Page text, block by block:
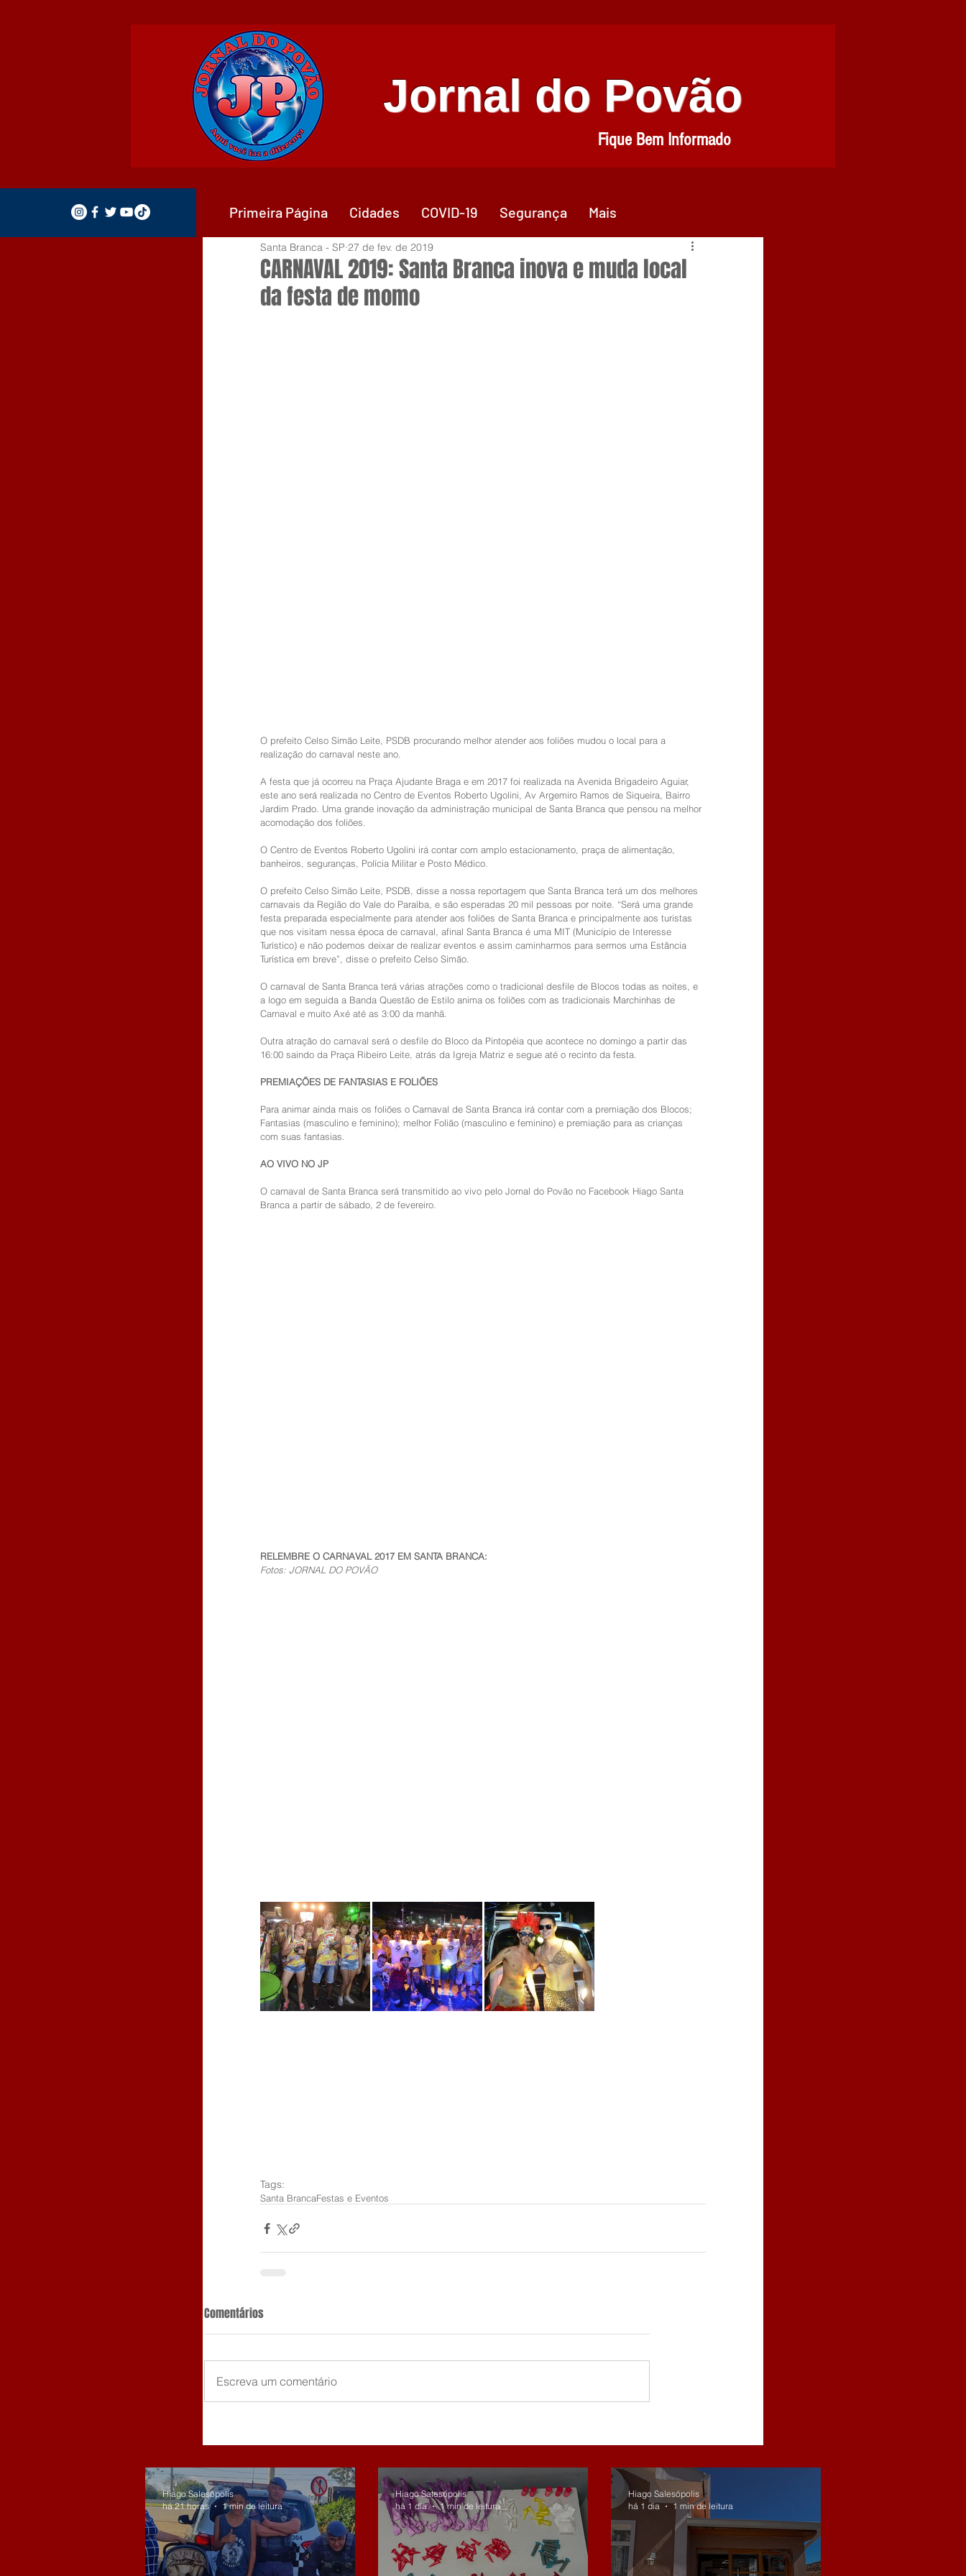
Jornal do Povão
Fique Bem Informado
CARNAVAL 2019: Santa Branca inova e muda local
da festa de momo
Santa Branca - SP 27 de fev. de 2019
O prefeito Celso Simão Leite, PSDB procurando melhor atender aos foliões mudou o local para a
realização do carnaval neste ano.
A festa que já ocorreu na Praça Ajudante Braga e em 2017 foi realizada na Avenida Brigadeiro Aguiar,
este ano será realizada no Centro de Eventos Roberto Ugolini, Av Argemiro Ramos de Siqueira, Bairro
Jardim Prado. Uma grande inovação da administração municipal de Santa Branca que pensou na melhor
acomodação dos foliões.
O Centro de Eventos Roberto Ugolini irá contar com amplo estacionamento, praça de alimentação,
banheiros, seguranças, Polícia Militar e Posto Médico.
O prefeito Celso Simão Leite, PSDB, disse a nossa reportagem que Santa Branca terá um dos melhores
carnavais da Região do Vale do Paraíba, e são esperadas 20 mil pessoas por noite. “Será uma grande
festa preparada especialmente para atender aos foliões de Santa Branca e principalmente aos turistas
que nos visitam nessa época de carnaval, afinal Santa Branca é uma MIT (Município de Interesse
Turístico) e não podemos deixar de realizar eventos e assim caminharmos para sermos uma Estância
Turística em breve”, disse o prefeito Celso Simão.
O carnaval de Santa Branca terá várias atrações como o tradicional desfile de Blocos todas as noites, e
a logo em seguida a Banda Questão de Estilo anima os foliões com as tradicionais Marchinhas de
Carnaval e muito Axé até as 3:00 da manhã.
Outra atração do carnaval será o desfile do Bloco da Pintopéia que acontece no domingo a partir das
16:00 saindo da Praça Ribeiro Leite, atrás da Igreja Matriz e segue até o recinto da festa.
PREMIAÇÕES DE FANTASIAS E FOLIÕES
Para animar ainda mais os foliões o Carnaval de Santa Branca irá contar com a premiação dos Blocos;
Fantasias (masculino e feminino); melhor Folião (masculino e feminino) e premiação para as crianças
com suas fantasias.
AO VIVO NO JP
O carnaval de Santa Branca será transmitido ao vivo pelo Jornal do Povão no Facebook Hiago Santa
Branca a partir de sábado, 2 de fevereiro.
RELEMBRE O CARNAVAL 2017 EM SANTA BRANCA:
Fotos: JORNAL DO POVÃO
Tags:
Santa BrancaFestas e Eventos
Comentários
Escreva um comentário
Hiago Salesópolis
há 21 horas
1 min de leitura
Hiago Salesópolis
há 1 dia
1 min de leitura
Hiago Salesópolis
há 1 dia
1 min de leitura
Primeira Página Cidades COVID-19 Segurança Mais